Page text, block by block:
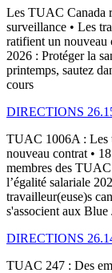
Les TUAC Canada
surveillance • Les
ratifient un nouveau
2026 : Protéger la
printemps, sautez
cours
DIRECTIONS
TUAC 1006A : Les
nouveau contrat •
membres des TUAC
l’égalité salariale
travailleur(euse)s
s'associent aux Blue
DIRECTIONS
TUAC 247 : Des